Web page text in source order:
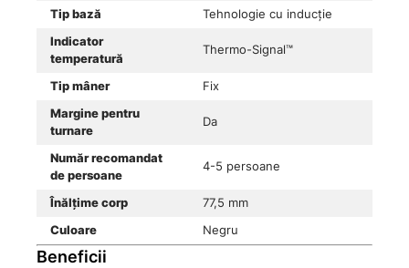
Tip bază
Tehnologie cu inducție
Indicator
temperatură
Thermo-Signal™
Tip mâner
Fix
Margine pentru
turnare
Da
Număr recomandat
de persoane
4-5 persoane
Înălțime corp
77,5 mm
Culoare
Negru
Beneficii